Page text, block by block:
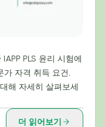
PLS 윤리 시험에
자격 취득 요건,
해 자세히 살펴보세
더 읽어보기